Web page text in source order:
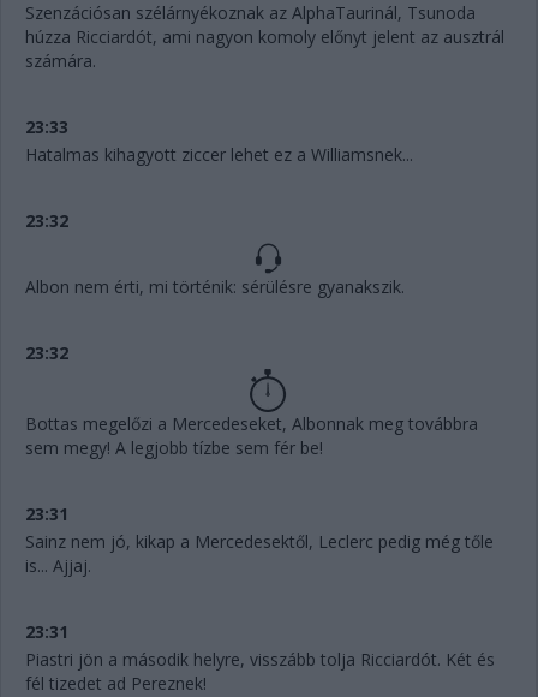
Szenzációsan szélárnyékoznak az AlphaTaurinál, Tsunoda
húzza Ricciardót, ami nagyon komoly előnyt jelent az ausztrál
számára.
23:33
Hatalmas kihagyott ziccer lehet ez a Williamsnek...
23:32
Albon nem érti, mi történik: sérülésre gyanakszik.
23:32
Bottas megelőzi a Mercedeseket, Albonnak meg továbbra
sem megy! A legjobb tízbe sem fér be!
23:31
Sainz nem jó, kikap a Mercedesektől, Leclerc pedig még tőle
is... Ajjaj.
23:31
Piastri jön a második helyre, visszább tolja Ricciardót. Két és
fél tizedet ad Pereznek!